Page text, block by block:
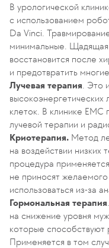
В урологической
с использованием
Da Vinci.
минимальные.
восстановится после
и предотвратить
Лучевая терапия. Это
высокоэнергетических
клеток. В клинике ЕМС
лучевой терапии и
Криотерапия. Метод
на воздействии низких
процедура
не приносят
использоваться из-за
Гормональная терапия
на снижение уровня
которые способствуют
Применяется в том